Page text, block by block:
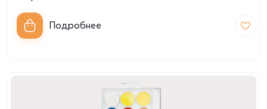
Подробнее